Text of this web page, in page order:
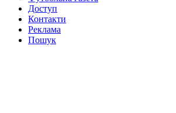
Доступ
Контакти
Реклама
Пошук